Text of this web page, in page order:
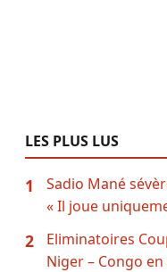
LES PLUS LUS
1
Sadio Mané
« Il joue
2
Eliminatoires
Niger – Congo